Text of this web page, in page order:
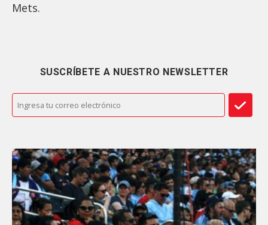
Mets.
SUSCRÍBETE A NUESTRO NEWSLETTER